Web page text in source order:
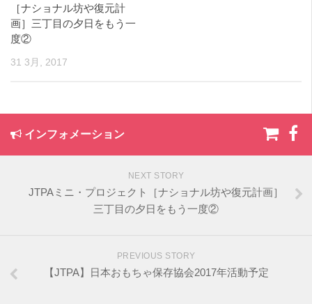
［ナショナル坊や復元計
画］三丁目の夕日をもう一
度②
31 3月, 2017
インフォメーション
NEXT STORY
JTPAミニ・プロジェクト［ナショナル坊や復元計画］
三丁目の夕日をもう一度②
PREVIOUS STORY
【JTPA】日本おもちゃ保存協会2017年活動予定